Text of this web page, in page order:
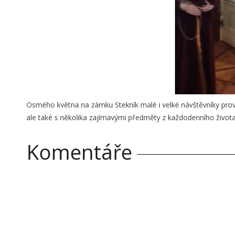
Osmého května na zámku Stekník malé i velké návštěvníky
ale také s několika zajímavými předměty z každodenního
Komentáře